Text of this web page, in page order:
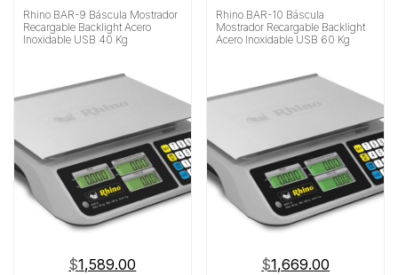
Rhino BAR-9 Báscula Mostrador
Recargable Backlight Acero
Inoxidable USB 40 Kg
$1,589.00
Rhino BAR-10 Báscula
Mostrador Recargable Backlight
Acero Inoxidable USB 60 Kg
$1,669.00